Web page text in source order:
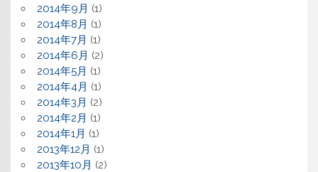
2014年9月 (1)
2014年8月 (1)
2014年7月 (1)
2014年6月 (2)
2014年5月 (1)
2014年4月 (1)
2014年3月 (2)
2014年2月 (1)
2014年1月 (1)
2013年12月 (1)
2013年10月 (2)